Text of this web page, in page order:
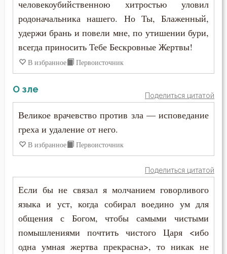
человекоубийственною хитростью уловил
родоначальника нашего. Но Ты, Блаженный,
удержи брань и повели мне, по утишении бури,
всегда приносить Тебе Бескровные Жертвы!
В избранное Первоисточник
О зле
Поделиться цитатой
Великое врачевство против зла — исповедание
греха и удаление от него.
В избранное Первоисточник
Поделиться цитатой
Если бы не связал я молчанием говорливого
языка и уст, когда собирал воедино ум для
общения с Богом, чтобы самыми чистыми
помышлениями почтить чистого Царя <ибо
одна умная жертва прекрасна>, то никак не